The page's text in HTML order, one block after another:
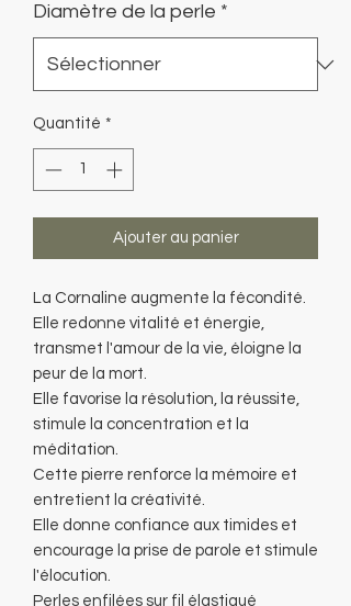
Diamètre de la perle *
Quantité *
Ajouter au panier
La Cornaline augmente la fécondité.
Elle redonne vitalité et énergie,
transmet l'amour de la vie, éloigne la
peur de la mort.
Elle favorise la résolution, la réussite,
stimule la concentration et la
méditation.
Cette pierre renforce la mémoire et
entretient la créativité.
Elle donne confiance aux timides et
encourage la prise de parole et stimule
l'élocution.
Perles enfilées sur fil élastiqué